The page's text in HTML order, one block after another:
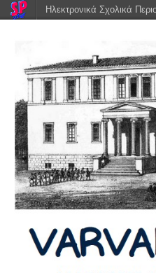
Ηλεκτρονικά Σχολικά